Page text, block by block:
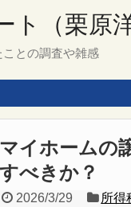
ト（栗原
との調査や雑感
マイホームの
すべきか？
2026/3/29
所得